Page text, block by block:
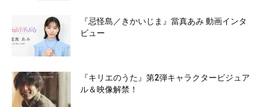
『忌怪島／きかいじま』當真あみ 動画インタ
ビュー
『キリエのうた』第2弾キャラクタービジュア
ル＆映像解禁！